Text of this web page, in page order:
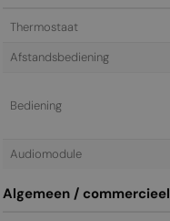
Thermostaat
Afstandsbediening
Bediening
Audiomodule
Algemeen / commercieel